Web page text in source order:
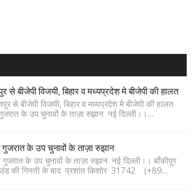
बीजेपी विजयी, बिहार व मध्यप्रदेश मे बीजेपी की हालत
से बीजेपी विजयी, बिहार व मध्यप्रदेश मे बीजेपी की हालत
के उप चुनावों के ताज़ा रुझान नई दिल्ली।।...
गुजरात के उप चुनावों के ताज़ा रुझान
गुजरात के उप चुनावों के ताज़ा रुझान नई दिल्ली।। बाँकीपुर
की गिनती के बाद प्रशांत किशोर 31742 (+89...